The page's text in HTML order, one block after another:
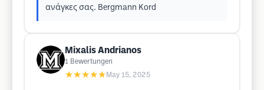
ανάγκες σας. Bergmann Kord
Mixalis Andrianos
1 Bewertungen
★★★★★ May 15, 2025